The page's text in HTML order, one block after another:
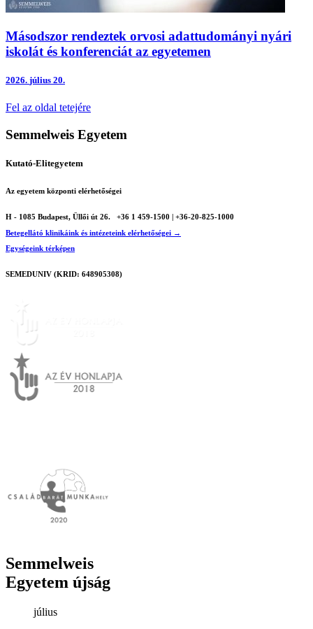
Másodszor rendeztek orvosi adattudományi nyári
iskolát és konferenciát az egyetemen
2026. július 20.
Fel az oldal tetejére
Semmelweis Egyetem
Kutató-Elitegyetem
Az egyetem központi elérhetőségei
H - 1085 Budapest, Üllői út 26.
+36 1 459-1500 | +36-20-825-1000
Betegellátó klinikáink és intézeteink elérhetőségei →
Egységeink térképen
SEMEDUNIV (KRID: 648905308)
Semmelweis
Egyetem újság
július